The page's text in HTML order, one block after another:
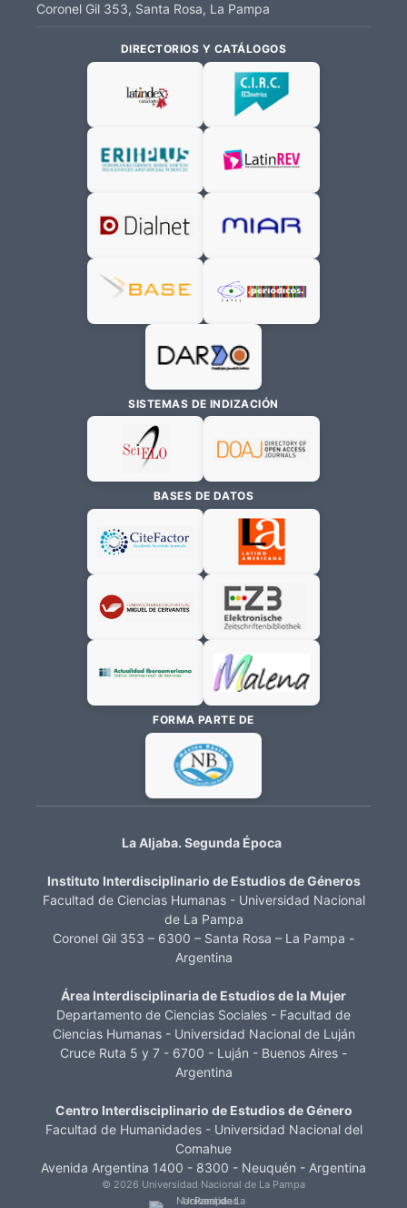
Coronel Gil 353, Santa Rosa, La Pampa
DIRECTORIOS Y CATÁLOGOS
SISTEMAS DE INDIZACIÓN
BASES DE DATOS
FORMA PARTE DE
La Aljaba. Segunda Época
Instituto Interdisciplinario de Estudios de Géneros
Facultad de Ciencias Humanas - Universidad Nacional
de La Pampa
Coronel Gil 353 – 6300 – Santa Rosa – La Pampa -
Argentina
Área Interdisciplinaria de Estudios de la Mujer
Departamento de Ciencias Sociales - Facultad de
Ciencias Humanas - Universidad Nacional de Luján
Cruce Ruta 5 y 7 - 6700 - Luján - Buenos Aires -
Argentina
Centro Interdisciplinario de Estudios de Género
Facultad de Humanidades - Universidad Nacional del
Comahue
Avenida Argentina 1400 - 8300 - Neuquén - Argentina
© 2026 Universidad Nacional de La Pampa